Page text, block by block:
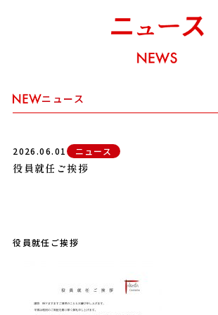
ニュース
2026.06.01 ニュース
役員就任ご挨拶
役員就任ご挨拶